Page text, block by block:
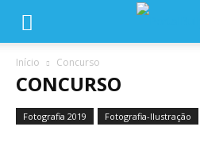
Início Concurso
CONCURSO
Fotografia 2019 Fotografia-Ilustração